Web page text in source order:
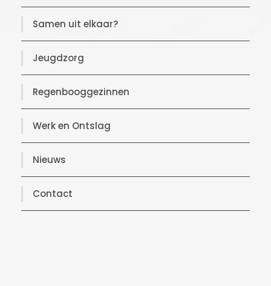
Samen uit elkaar?
Jeugdzorg
Regenbooggezinnen
Werk en Ontslag
Nieuws
Contact